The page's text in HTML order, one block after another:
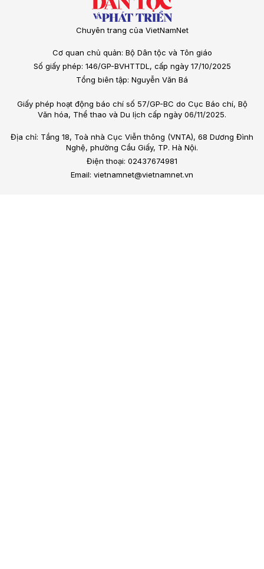
Chuyên trang của VietNamNet
Cơ quan chủ quản: Bộ Dân tộc và Tôn giáo
Số giấy phép: 146/GP-BVHTTDL, cấp ngày 17/10/2025
Tổng biên tập: Nguyễn Văn Bá
Giấy phép hoạt động báo chí số 57/GP-BC do Cục Báo chí, Bộ
Văn hóa, Thể thao và Du lịch cấp ngày 06/11/2025.
Địa chỉ: Tầng 18, Toà nhà Cục Viễn thông (VNTA), 68 Dương Đình
Nghệ, phường Cầu Giấy, TP. Hà Nội.
Điện thoại: 02437674981
Email: vietnamnet@vietnamnet.vn